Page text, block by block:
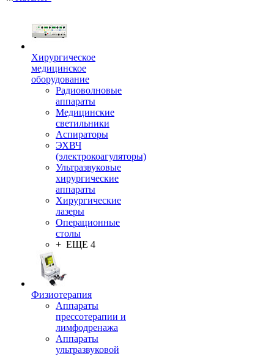
Хирургическое
медицинское
оборудование
Радиоволновые
аппараты
Медицинские
светильники
Аспираторы
ЭХВЧ
(электрокоагуляторы)
Ультразвуковые
хирургические
аппараты
Хирургические
лазеры
Операционные
столы
+ ЕЩЕ 4
Физиотерапия
Аппараты
прессотерапии и
лимфодренажа
Аппараты
ультразвуковой